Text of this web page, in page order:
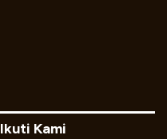
Ikuti Kami